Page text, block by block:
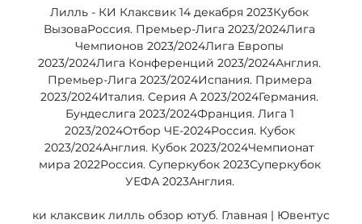
Лилль - КИ Клаксвик 14 декабря 2023Кубок
ВызоваРоссия. Премьер-Лига 2023/2024Лига
Чемпионов 2023/2024Лига Европы
2023/2024Лига Конференций 2023/2024Англия.
Премьер-Лига 2023/2024Испания. Примера
2023/2024Италия. Серия А 2023/2024Германия.
Бундеслига 2023/2024Франция. Лига 1
2023/2024Отбор ЧЕ-2024Россия. Кубок
2023/2024Англия. Кубок 2023/2024Чемпионат
мира 2022Россия. Суперкубок 2023Суперкубок
УЕФА 2023Англия.
ки клаксвик лилль обзор ютуб. Главная | Ювентус